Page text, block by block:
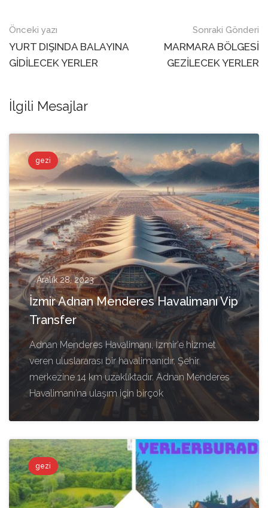
navigasyon
gönderisi
Önceki yazı
YURT DIŞINDA BALAYINA
GİDİLECEK YERLER
Sonraki Gönderi
MARMARA BÖLGESİ
GEZİLECEK YERLER
İlgili Mesajlar
gezi
Aralık 28, 2023
İzmir Adnan Menderes Havalimanı Vip
Transfer
Adnan Menderes Havalimanı, İzmir’e hizmet
veren uluslararası bir havalimanıdır. Şehir
merkezine 14 km uzaklıktadır. Adnan Menderes
Havalimanı’na ulaşım için birçok
gezi